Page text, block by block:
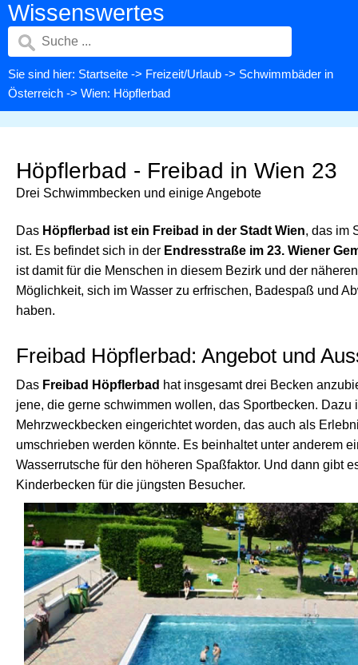
Wissenswertes
Sie sind hier: Startseite -> Freizeit/Urlaub -> Schwimmbäder in
Österreich -> Wien: Höpflerbad
Höpflerbad - Freibad in Wien 23
Drei Schwimmbecken und einige Angebote
Das Höpflerbad ist ein Freibad in der Stadt Wien, das im
ist. Es befindet sich in der Endresstraße im 23. Wiener
ist damit für die Menschen in diesem Bezirk und der
Möglichkeit, sich im Wasser zu erfrischen, Badespaß und
haben.
Freibad Höpflerbad: Angebot und
Das Freibad Höpflerbad hat insgesamt drei Becken
jene, die gerne schwimmen wollen, das Sportbecken. Dazu
Mehrzweckbecken eingerichtet worden, das auch als
umschrieben werden könnte. Es beinhaltet unter anderem
Wasserrutsche für den höheren Spaßfaktor. Und dann gibt
Kinderbecken für die jüngsten Besucher.